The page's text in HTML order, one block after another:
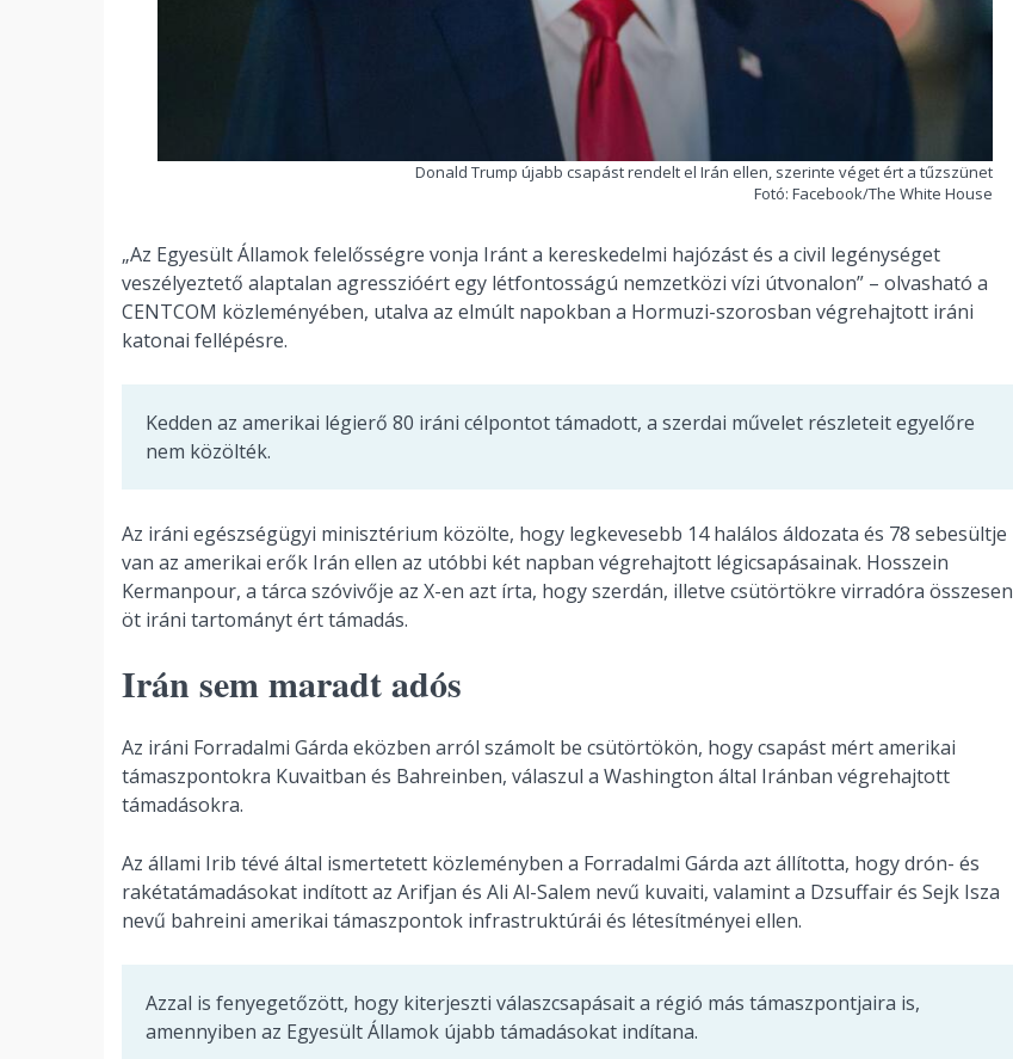
Donald Trump újabb csapást rendelt el Irán ellen, szerinte véget ért a tűzszünet
Fotó: Facebook/The White House
„Az Egyesült Államok felelősségre vonja Iránt a kereskedelmi hajózást és a civil legénységet
veszélyeztető alaptalan agresszióért egy létfontosságú nemzetközi vízi útvonalon” – olvasható a
CENTCOM közleményében, utalva az elmúlt napokban a Hormuzi-szorosban végrehajtott iráni
katonai fellépésre.
Kedden az amerikai légierő 80 iráni célpontot támadott, a szerdai művelet részleteit egyelőre
nem közölték.
Az iráni egészségügyi minisztérium közölte, hogy legkevesebb 14 halálos áldozata és 78 sebesültje
van az amerikai erők Irán ellen az utóbbi két napban végrehajtott légicsapásainak. Hosszein
Kermanpour, a tárca szóvivője az X-en azt írta, hogy szerdán, illetve csütörtökre virradóra összesen
öt iráni tartományt ért támadás.
Irán sem maradt adós
Az iráni Forradalmi Gárda eközben arról számolt be csütörtökön, hogy csapást mért amerikai
támaszpontokra Kuvaitban és Bahreinben, válaszul a Washington által Iránban végrehajtott
támadásokra.
Az állami Irib tévé által ismertetett közleményben a Forradalmi Gárda azt állította, hogy drón- és
rakétatámadásokat indított az Arifjan és Ali Al-Salem nevű kuvaiti, valamint a Dzsuffair és Sejk Isza
nevű bahreini amerikai támaszpontok infrastruktúrái és létesítményei ellen.
Azzal is fenyegetőzött, hogy kiterjeszti válaszcsapásait a régió más támaszpontjaira is,
amennyiben az Egyesült Államok újabb támadásokat indítana.